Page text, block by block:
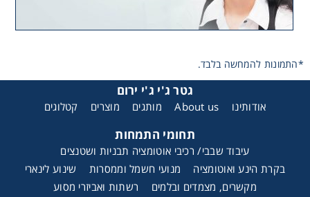
*התמונות להמחשה בלבד.
גטר ג'י ג'י ירום
אודותינו About us מותגים מוצרים קטלוגים
תחומי התמחות
עיבוד שבבי/ רכיבי אוטומציה תבניות ושטנצים
בקרת הינע ואוטומציה
מנועי חשמל וממסרות
שינוע לינארי
מקשרים, מצמדים ובלמים
רשתות ואביזרי מסוע